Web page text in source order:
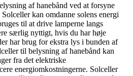
af hanebånd ved at forsyne
kan omdanne solens energi
til at drive lamperne langs
særlig nyttigt, hvis du har høje
har brug for ekstra lys i bunden af
til belysning af hanebånd kan
fra det elektriske
energiomkostningerne. Solceller